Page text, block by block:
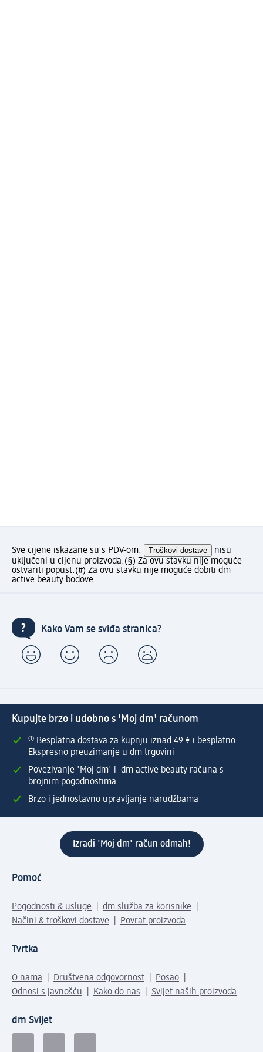
Sve cijene iskazane su s PDV-om. Troškovi dostave
nisu
uključeni u cijenu proizvoda.(§) Za ovu stavku nije moguće
ostvariti popust.(#) Za ovu stavku nije moguće dobiti dm
active beauty bodove.
Kako Vam se sviđa stranica?
Kupujte brzo i udobno s 'Moj dm' računom
⁽¹⁾ Besplatna dostava za kupnju iznad 49 € i besplatno
Ekspresno preuzimanje u dm trgovini
Povezivanje 'Moj dm' i dm active beauty računa s
brojnim pogodnostima
Brzo i jednostavno upravljanje narudžbama
Izradi 'Moj dm' račun odmah!
Pomoć
Pogodnosti & usluge
dm služba za korisnike
Načini & troškovi dostave
Povrat proizvoda
Tvrtka
O nama Društvena odgovornost
Posao
Odnosi s javnošću
Kako do nas Svijet naših proizvoda
dm Svijet